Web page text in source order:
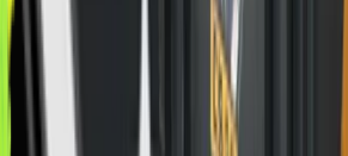
развлечений: